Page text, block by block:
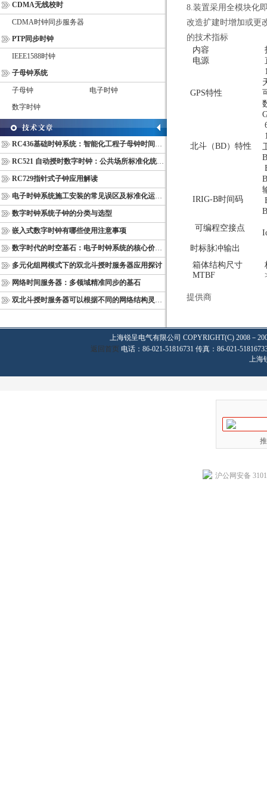
CDMA无线校时
CDMA时钟同步服务器
PTP同步时钟
IEEE1588时钟
子母钟系统
子母钟
电子时钟
数字时钟
RC436基础时钟系统：智能化工程子母钟时间同步配套设备
RC521 自动授时数字时钟：公共场所标准化统一计时终端
RC729指针式子钟应用解读
电子时钟系统施工安装的常见误区及标准化运维管理规范
数字时钟系统子钟的分类与选型
嵌入式数字时钟有哪些使用注意事项
数字时代的时空基石：电子时钟系统的核心价值与多维意义
多元化组网模式下的双北斗授时服务器应用探讨
网络时间服务器：多领域精准同步的基石
双北斗授时服务器可以根据不同的网络结构灵活部署
8.装置采用全模块化
改造扩建时增加或更
的技术指标
内容
电源
GPS特性
北斗（BD）特性
IRIG-B时间码
可编程空接点
时标脉冲输出
箱体结构尺寸
MTBF
提供商
上海锐呈电气有限公司 COPYRIGHT(C) 2008－
返回首页 电话：86-021-51816731 传真：86-021-
上海
沪公网安备